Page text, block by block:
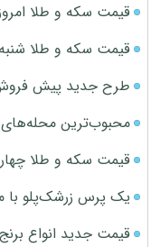
قیمت سکه و طلا امروز
قیمت سکه و طلا شنبه 17 مرداد 1405
طرح جدید پیش فروش
محبوب‌ترین محله‌های
قیمت سکه و طلا چهارشنبه 14
یک پرس زرشک‌پلو با
قیمت جدید انواع برنج